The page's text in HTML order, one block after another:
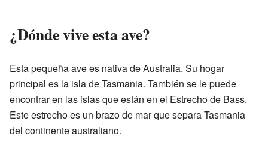
¿Dónde vive esta ave?
Esta pequeña ave es nativa de Australia. Su hogar
principal es la isla de Tasmania. También se le puede
encontrar en las islas que están en el Estrecho de Bass.
Este estrecho es un brazo de mar que separa Tasmania
del continente australiano.